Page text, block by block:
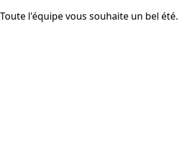
l'équipe vous souhaite un bel été.